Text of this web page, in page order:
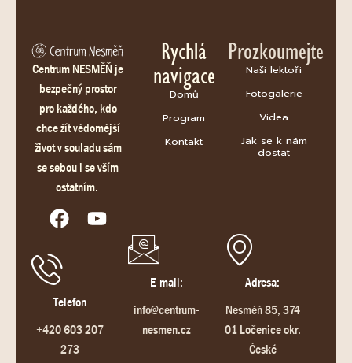
Centrum NESMĚŇ je
bezpečný prostor
pro každého, kdo
chce žít vědomější
život v souladu sám
se sebou i se vším
ostatním.
Rychlá
navigace
Domů
Program
Kontakt
Prozkoumejte
Naši lektoři
Fotogalerie
Videa
Jak se k nám
dostat
Telefon
+420 603 207
273
E-mail:
info@centrum-
nesmen.cz
Adresa:
Nesměň 85, 374
01 Ločenice okr.
České